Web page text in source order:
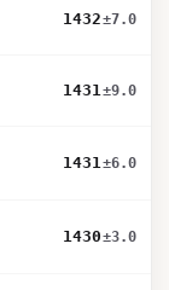
1432±7.0
1431±9.0
1431±6.0
1430±3.0